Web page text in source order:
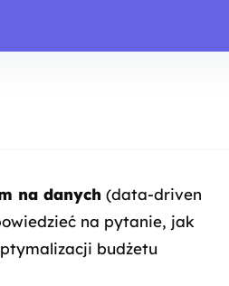
na danych (data-driven
na pytanie, jak
budżetu